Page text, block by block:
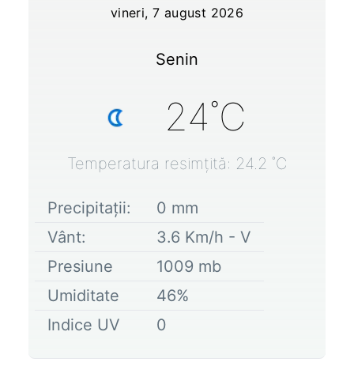
vineri, 7 august 2026
Senin
24˚C
Temperatura resimțită: 24.2 ˚C
Precipitații: 0 mm
Vânt:
3.6 Km/h - V
Presiune
1009 mb
Umiditate
46%
Indice UV
0